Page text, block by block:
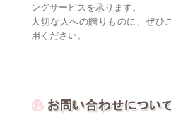
ングサービスを承ります。
大切な人への贈りものに、ぜひ
用ください。